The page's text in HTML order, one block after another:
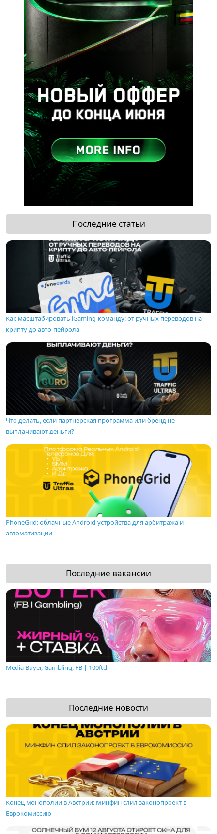
Последние статьи
Как масштабировать iGaming-команду: от ручных переводов на
крипту до авто-пейрола
Что делать, если партнерская программа или бренд не
выплачивают деньги?
PhoneGrid: облачные Android-устройства для арбитража и
автоматизации
Последние вакансии
Media Buyer, Gambling, FB | 100ftd
Последние новости
Конец монополии в Австрии: Минфин слил законопроект в
Еврокомиссию